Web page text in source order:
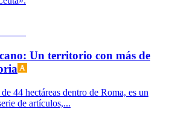
Un territorio con más de
44 hectáreas dentro de Roma, es un
de artículos,...